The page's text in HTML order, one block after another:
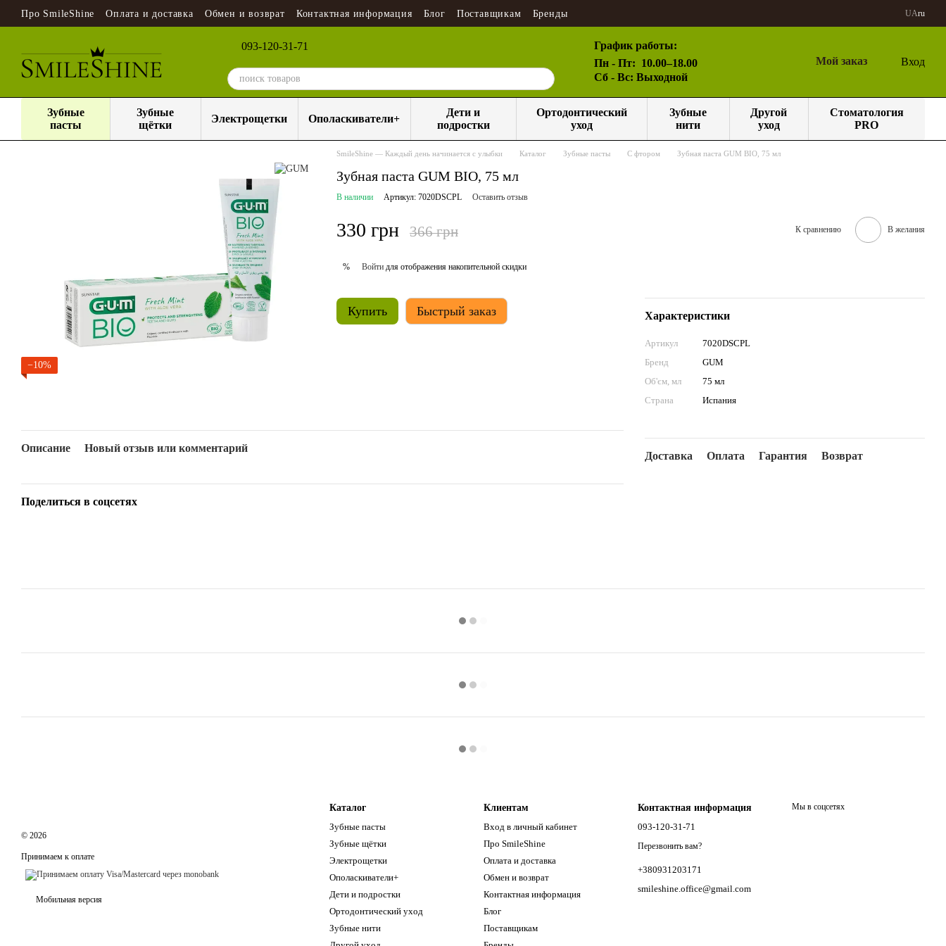
Перейти к основному контенту
Про SmileShine Оплата и доставка Обмен и возврат Контактная информация Блог Поставщикам Бренды UAru
093-120-31-71
График работы:
Пн - Пт: 10.00–18.00
Сб - Вс: Выходной
Мой заказ Вход
Зубные
пасты
Зубные
щётки
Электрощетки Ополаскиватели+
Дети и
подростки
Ортодонтический
уход
Зубные
нити
Другой
уход
Стоматология
PRO
−10%
SmileShine — Каждый день начинается с улыбки Каталог Зубные пасты С фтором Зубная паста GUM BIO, 75 мл
Зубная паста GUM BIO, 75 мл
В наличии Артикул: 7020DSCPL Оставить отзыв
330 грн 366 грн К сравнению В желания
% Войти для отображения накопительной скидки
Купить Быстрый заказ Характеристики
Артикул
7020DSCPL
Бренд
GUM
Об'єм, мл
75 мл
Страна
Испания
Доставка Оплата Гарантия Возврат
Описание Новый отзыв или комментарий
Поделиться в соцсетях
© 2026
Принимаем к оплате
Мобильная версия
Каталог
Зубные пасты
Зубные щётки
Электрощетки
Ополаскиватели+
Дети и подростки
Ортодонтический уход
Зубные нити
Клиентам
Вход в личный кабинет
Про SmileShine
Оплата и доставка
Обмен и возврат
Контактная информация
Блог
Поставщикам
Контактная информация
093-120-31-71
Перезвонить вам?
+380931203171
smileshine.office@gmail.com
Мы в соцсетях